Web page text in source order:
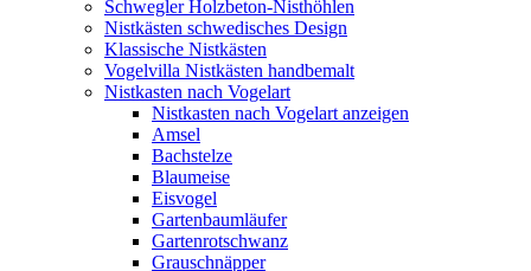
Schwegler Holzbeton-Nisthöhlen
Nistkästen schwedisches Design
Klassische Nistkästen
Vogelvilla Nistkästen handbemalt
Nistkasten nach Vogelart
Nistkasten nach Vogelart anzeigen
Amsel
Bachstelze
Blaumeise
Eisvogel
Gartenbaumläufer
Gartenrotschwanz
Grauschnäpper